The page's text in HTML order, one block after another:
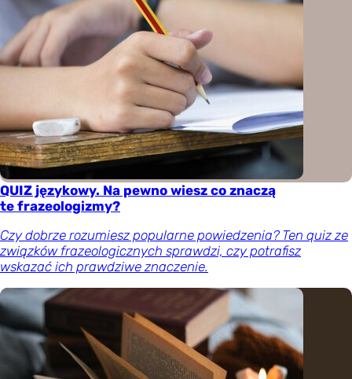
QUIZ językowy. Na pewno wiesz co znaczą
te frazeologizmy?
Czy dobrze rozumiesz popularne powiedzenia? Ten quiz ze
związków frazeologicznych sprawdzi, czy potrafisz
wskazać ich prawdziwe znaczenie.